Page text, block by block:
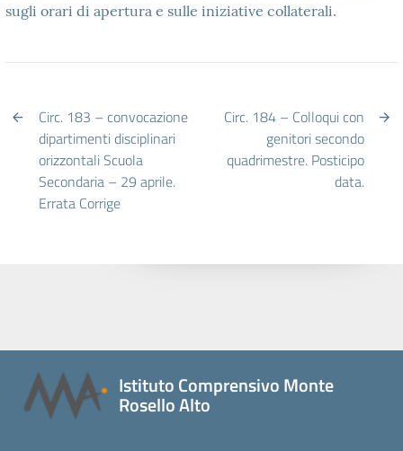
sugli orari di apertura e sulle iniziative collaterali.
Circ. 183 – convocazione
dipartimenti disciplinari
orizzontali Scuola
Secondaria – 29 aprile.
Errata Corrige
Circ. 184 – Colloqui con
genitori secondo
quadrimestre. Posticipo
data.
Istituto Comprensivo Monte
Rosello Alto